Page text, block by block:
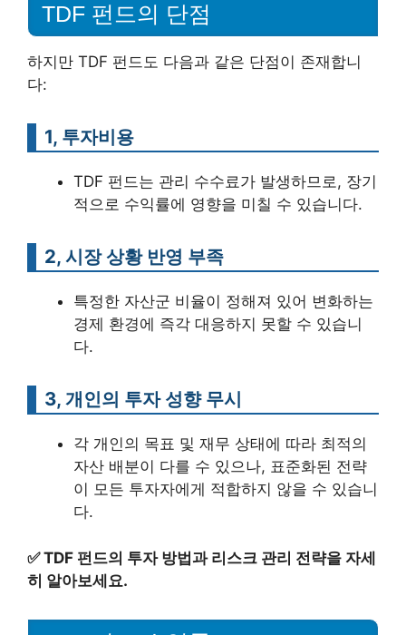
TDF 펀드의 단점
하지만 TDF 펀드도 다음과 같은 단점이 존재합니
다:
1, 투자비용
TDF 펀드는 관리 수수료가 발생하므로, 장기
적으로 수익률에 영향을 미칠 수 있습니다.
2, 시장 상황 반영 부족
특정한 자산군 비율이 정해져 있어 변화하는
경제 환경에 즉각 대응하지 못할 수 있습니
다.
3, 개인의 투자 성향 무시
각 개인의 목표 및 재무 상태에 따라 최적의
자산 배분이 다를 수 있으나, 표준화된 전략
이 모든 투자자에게 적합하지 않을 수 있습니
다.
✅TDF 펀드의 투자 방법과 리스크 관리 전략을 자세
히 알아보세요.